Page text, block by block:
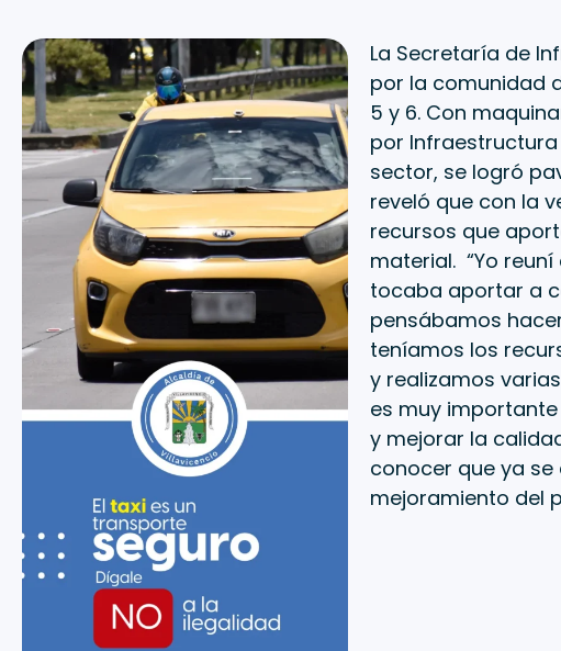
La Secretaría de
por la comunidad
5 y 6. Con
por
sector, se logró
reveló que con la
recursos que
material. “Yo
tocaba aportar a
pensábamos
teníamos los
y realizamos
es muy
y mejorar la
conocer que ya
mejoramiento del